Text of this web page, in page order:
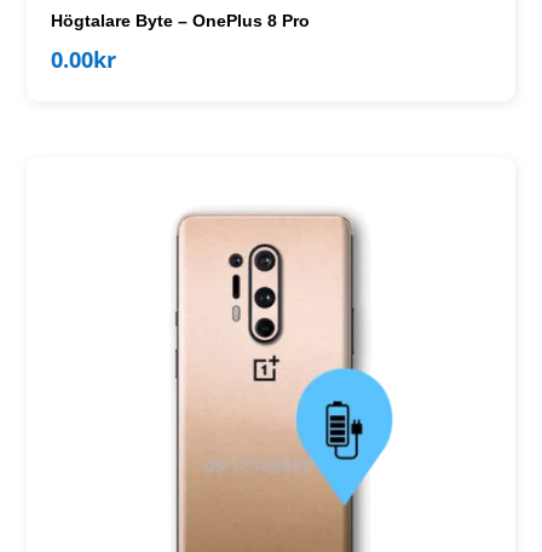
Högtalare Byte – OnePlus 8 Pro
0.00kr